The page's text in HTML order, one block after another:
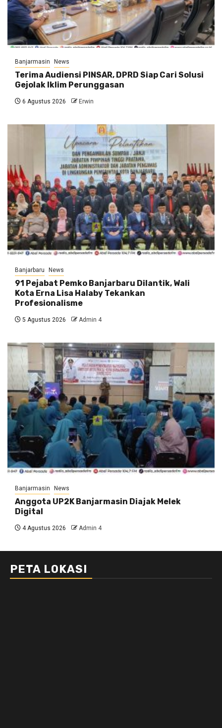
Banjarmasin News
Terima Audiensi PINSAR, DPRD Siap Cari Solusi
Gejolak Iklim Perunggasan
6 Agustus 2026 Erwin
Banjarbaru News
91 Pejabat Pemko Banjarbaru Dilantik, Wali
Kota Erna Lisa Halaby Tekankan
Profesionalisme
5 Agustus 2026 Admin 4
Banjarmasin News
Anggota UP2K Banjarmasin Diajak Melek
Digital
4 Agustus 2026 Admin 4
PETA LOKASI